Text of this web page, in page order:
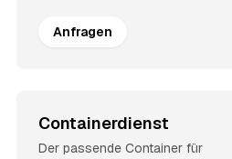
Anfragen
Containerdienst
Der passende Container für